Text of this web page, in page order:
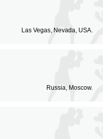
Las Vegas, Nevada, USA.
Russia, Moscow.